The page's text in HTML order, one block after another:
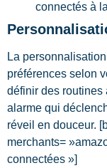
connectés à
La
préférences selon
définir des routines
alarme qui
réveil en douceur.
merchants=
connectées »]